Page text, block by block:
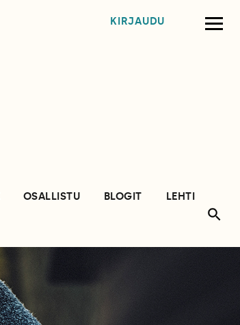
KIRJAUDU
OSALLISTU BLOGIT
LEHTI